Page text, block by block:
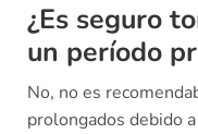
¿Es seguro
un período
No, no es
prolongados debido